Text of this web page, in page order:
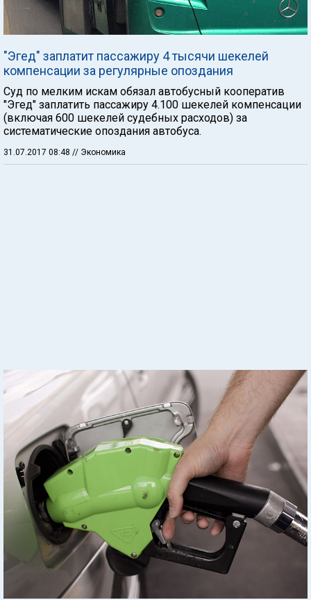
"Эгед" заплатит пассажиру 4 тысячи шекелей
компенсации за регулярные опоздания
Суд по мелким искам обязал автобусный кооператив
"Эгед" заплатить пассажиру 4.100 шекелей компенсации
(включая 600 шекелей судебных расходов) за
систематические опоздания автобуса.
31.07.2017 08:48 // Экономика